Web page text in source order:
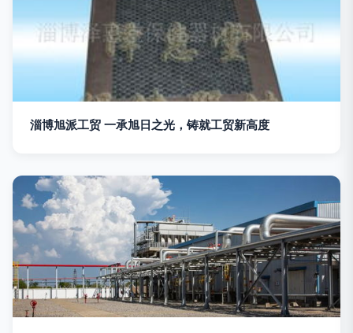
淄博旭派工贸 一承旭日之光，铸就工贸新高度